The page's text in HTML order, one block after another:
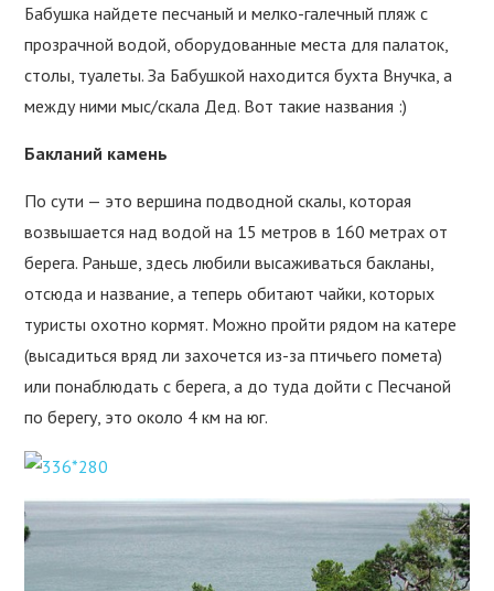
Бабушка найдете песчаный и мелко-галечный пляж с
прозрачной водой, оборудованные места для палаток,
столы, туалеты. За Бабушкой находится бухта Внучка, а
между ними мыс/скала Дед. Вот такие названия :)
Бакланий камень
По сути — это вершина подводной скалы, которая
возвышается над водой на 15 метров в 160 метрах от
берега. Раньше, здесь любили высаживаться бакланы,
отсюда и название, а теперь обитают чайки, которых
туристы охотно кормят. Можно пройти рядом на катере
(высадиться вряд ли захочется из-за птичьего помета)
или понаблюдать с берега, а до туда дойти с Песчаной
по берегу, это около 4 км на юг.